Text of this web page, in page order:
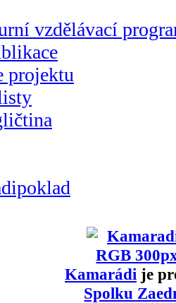
vzdělávací
projektu
Kamarádi je
Spolku